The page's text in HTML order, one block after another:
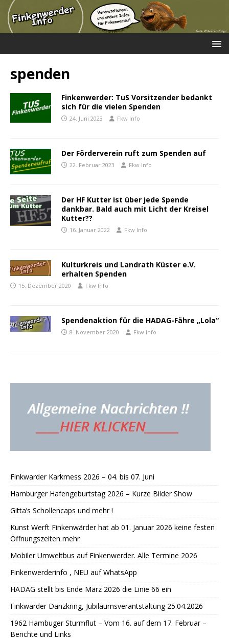
spenden
Finkenwerder: TuS Vorsitzender bedankt
sich für die vielen Spenden
24. Juni 2023 Fkw Info
Der Förderverein ruft zum Spenden auf
22. Februar 2023 Fkw Info
Der HF Kutter ist über jede Spende
dankbar. Bald auch mit Licht der Kreisel
Kutter??
16. Januar 2022 Fkw Info
Kulturkreis und Landrath Küster e.V.
erhalten Spenden
15. Dezember 2020 Fkw Info
Spendenaktion für die HADAG-Fähre „Lola“
8. November 2020 Fkw Info
Finkwarder Karkmess 2026 – 04. bis 07. Juni
Hamburger Hafengeburtstag 2026 – Kurze Bilder Show
Gitta’s Schollencaps und mehr !
Kunst Werft Finkenwärder hat ab 01. Januar 2026 keine festen
Öffnungszeiten mehr
Mobiler Umweltbus auf Finkenwerder. Alle Termine 2026
Finkenwerderinfo , NEU auf WhatsApp
HADAG stellt bis Ende März 2026 die Linie 66 ein
Finkwarder Danzkring, Jubiläumsverantstaltung 25.04.2026
1962 Hambuger Sturmflut – Vom 16. auf dem 17. Februar –
Berichte und Links